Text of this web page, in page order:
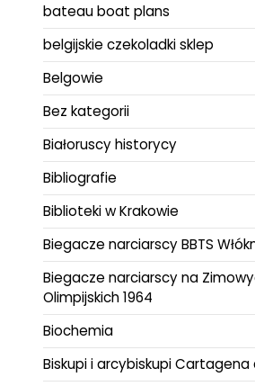
bateau boat plans
belgijskie czekoladki sklep
Belgowie
Bez kategorii
Białoruscy historycy
Bibliografie
Biblioteki w Krakowie
Biegacze narciarscy BBTS
Biegacze narciarscy na
Olimpijskich 1964
Biochemia
Biskupi i arcybiskupi Cartagena